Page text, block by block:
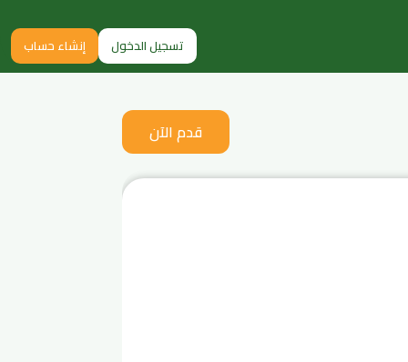
تسجيل الدخول إنشاء حساب
قدم الآن